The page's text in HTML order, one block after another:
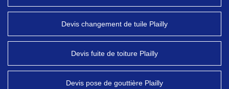
Devis changement de tuile Plailly
Devis fuite de toiture Plailly
Devis pose de gouttière Plailly